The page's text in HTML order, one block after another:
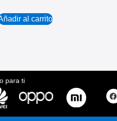
al carrito
para ti